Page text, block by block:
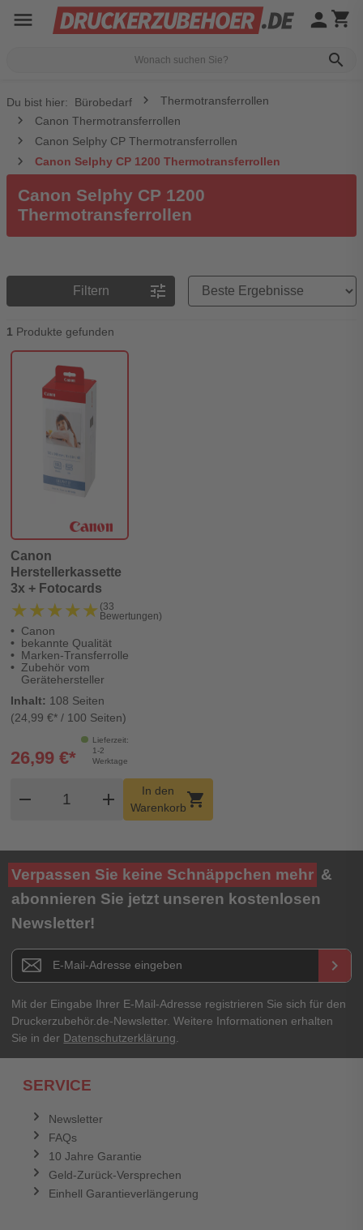
menu
search
person shopping_cart
Du bist hier: Bürobedarf
Thermotransferrollen
Canon Thermotransferrollen
Canon Selphy CP Thermotransferrollen
Canon Selphy CP 1200 Thermotransferrollen
Canon Selphy CP 1200
Thermotransferrollen
Filtern tune
Preisreihenfolge
1 Produkte gefunden
Canon
Herstellerkassette
3x + Fotocards
★★★★★
★★★★★ (33
Bewertungen)
Canon
bekannte Qualität
Marken-Transferrolle
Zubehör vom
Gerätehersteller
Inhalt: 108 Seiten
(24,99 €* / 100 Seiten)
Lieferzeit:
1-2
Werktage
26,99 €*
remove
Produkt Warenkorb Menge
add
In den
Warenkorbshopping_cart
Verpassen Sie keine Schnäppchen mehr &
abonnieren Sie jetzt unseren kostenlosen
Newsletter!
Newsletter E-Mail Adresse keyboard_arrow_right
Mit der Eingabe Ihrer E-Mail-Adresse registrieren Sie sich für den
Druckerzubehör.de-Newsletter. Weitere Informationen erhalten
Sie in der Datenschutzerklärung
SERVICE
Newsletter
FAQs
10 Jahre Garantie
Geld-Zurück-Versprechen
Einhell Garantieverlängerung